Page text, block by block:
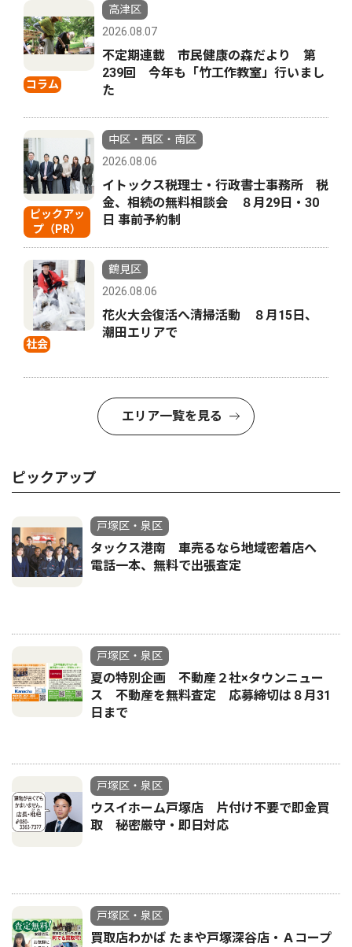
コラム
高津区
2026.08.07
不定期連載 市民健康の森だより 第
239回 今年も「竹工作教室」行いまし
た
ピックアッ
プ（PR）
中区・西区・南区
2026.08.06
イトックス税理士・行政書士事務所 税
金、相続の無料相談会 ８月29日・30
日 事前予約制
社会
鶴見区
2026.08.06
花火大会復活へ清掃活動 ８月15日、
潮田エリアで
エリア一覧を見る
ピックアップ
戸塚区・泉区
タックス港南 車売るなら地域密着店へ
電話一本、無料で出張査定
戸塚区・泉区
夏の特別企画 不動産２社×タウンニュー
ス 不動産を無料査定 応募締切は８月31
日まで
戸塚区・泉区
ウスイホーム戸塚店 片付け不要で即金買
取 秘密厳守・即日対応
戸塚区・泉区
買取店わかば たまや戸塚深谷店・Ａコープ